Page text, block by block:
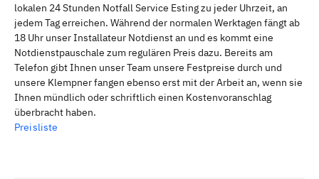
lokalen 24 Stunden Notfall Service Esting zu jeder Uhrzeit, an
jedem Tag erreichen. Während der normalen Werktagen fängt ab
18 Uhr unser Installateur Notdienst an und es kommt eine
Notdienstpauschale zum regulären Preis dazu. Bereits am
Telefon gibt Ihnen unser Team unsere Festpreise durch und
unsere Klempner fangen ebenso erst mit der Arbeit an, wenn sie
Ihnen mündlich oder schriftlich einen Kostenvoranschlag
überbracht haben.
Preisliste